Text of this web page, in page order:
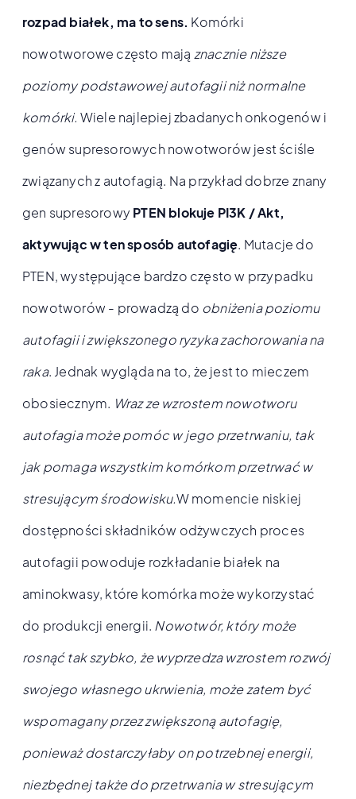
rozpad białek, ma to sens. Komórki
nowotworowe często mają znacznie niższe
poziomy podstawowej autofagii niż normalne
komórki. Wiele najlepiej zbadanych onkogenów i
genów supresorowych nowotworów jest ściśle
związanych z autofagią. Na przykład dobrze znany
gen supresorowy PTEN blokuje PI3K / Akt,
aktywując w ten sposób autofagię. Mutacje do
PTEN, występujące bardzo często w przypadku
nowotworów - prowadzą do obniżenia poziomu
autofagii i zwiększonego ryzyka zachorowania na
raka. Jednak wygląda na to, że jest to mieczem
obosiecznym. Wraz ze wzrostem nowotworu
autofagia może pomóc w jego przetrwaniu, tak
jak pomaga wszystkim komórkom przetrwać w
stresującym środowisku.W momencie niskiej
dostępności składników odżywczych proces
autofagii powoduje rozkładanie białek na
aminokwasy, które komórka może wykorzystać
do produkcji energii. Nowotwór, który może
rosnąć tak szybko, że wyprzedza wzrostem rozwój
swojego własnego ukrwienia, może zatem być
wspomagany przez zwiększoną autofagię,
ponieważ dostarczyłaby on potrzebnej energii,
niezbędnej także do przetrwania w stresującym